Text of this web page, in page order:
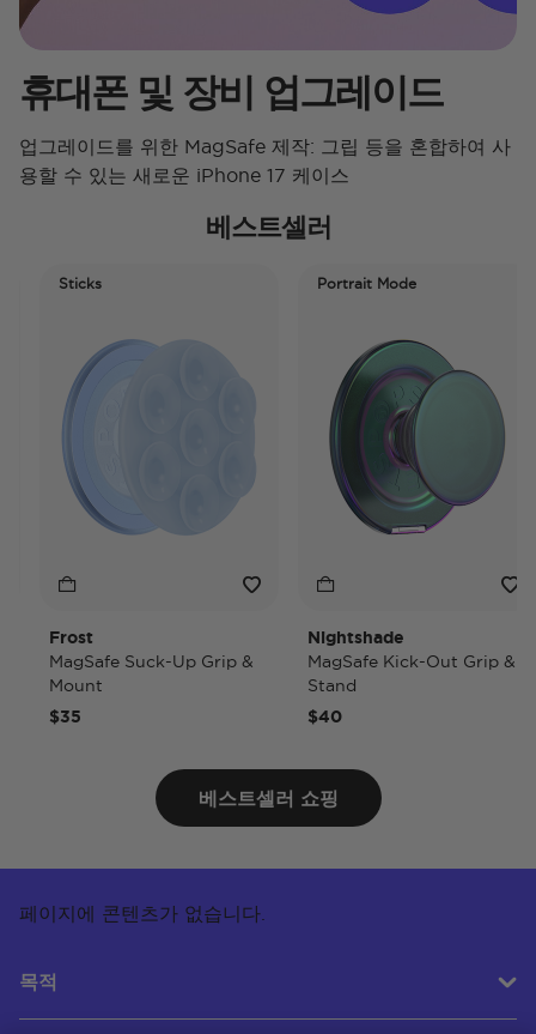
휴대폰 및 장비 업그레이드
업그레이드를 위한 MagSafe 제작: 그립 등을 혼합하여 사
용할 수 있는 새로운 iPhone 17 케이스
베스트셀러
Sticks
Frost
MagSafe Suck-Up Grip &
Mount
$35
Portrait Mode
Nightshade
MagSafe Kick-Out Grip &
Stand
$40
베스트셀러 쇼핑
페이지에 콘텐츠가 없습니다.
목적